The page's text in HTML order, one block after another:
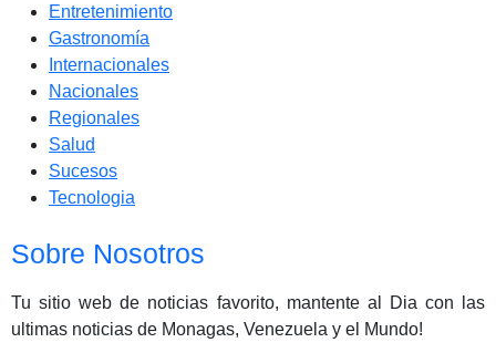
Entretenimiento
Gastronomía
Internacionales
Nacionales
Regionales
Salud
Sucesos
Tecnologia
Sobre Nosotros
Tu sitio web de noticias favorito, mantente al Dia con las
ultimas noticias de Monagas, Venezuela y el Mundo!